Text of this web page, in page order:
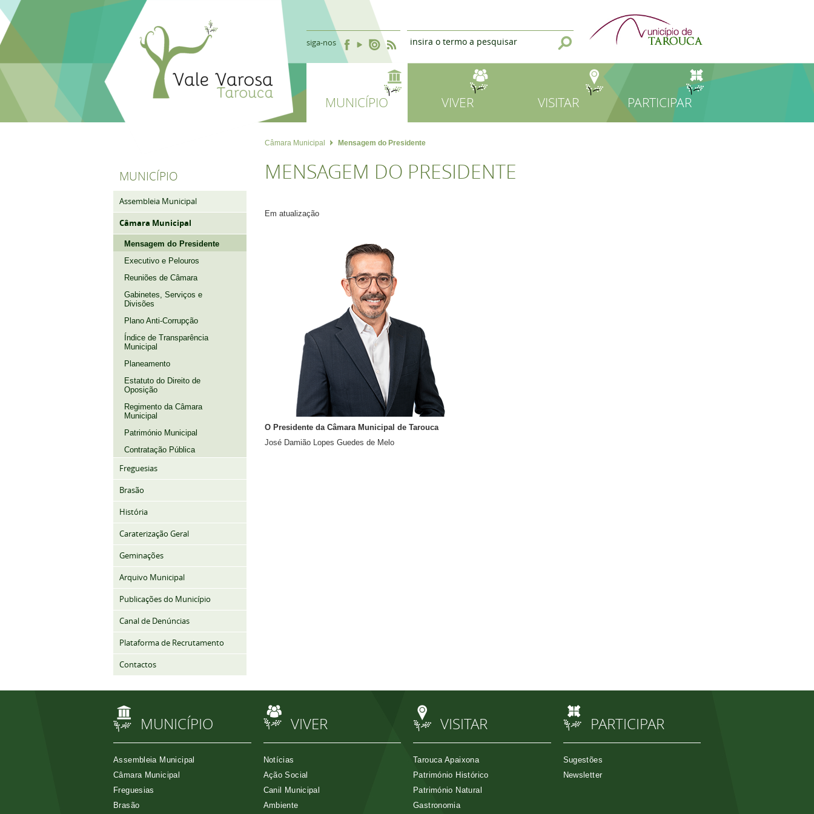
siga-nos
MUNICÍPIO VIVER VISITAR PARTICIPAR
MUNICÍPIO
Assembleia Municipal
Câmara Municipal
Mensagem do Presidente
Executivo e Pelouros
Reuniões de Câmara
Gabinetes, Serviços e
Divisões
Plano Anti-Corrupção
Índice de Transparência
Municipal
Planeamento
Estatuto do Direito de
Oposição
Regimento da Câmara
Municipal
Património Municipal
Contratação Pública
Freguesias
Brasão
História
Caraterização Geral
Geminações
Arquivo Municipal
Publicações do Município
Canal de Denúncias
Plataforma de Recrutamento
Contactos
Câmara Municipal Mensagem do Presidente
MENSAGEM DO PRESIDENTE
Em atualização
O Presidente da Câmara Municipal de Tarouca
José Damião Lopes Guedes de Melo
MUNICÍPIO
Assembleia Municipal
Câmara Municipal
Freguesias
Brasão
VIVER
Notícias
Ação Social
Canil Municipal
Ambiente
VISITAR
Tarouca Apaixona
Património Histórico
Património Natural
Gastronomia
PARTICIPAR
Sugestões
Newsletter